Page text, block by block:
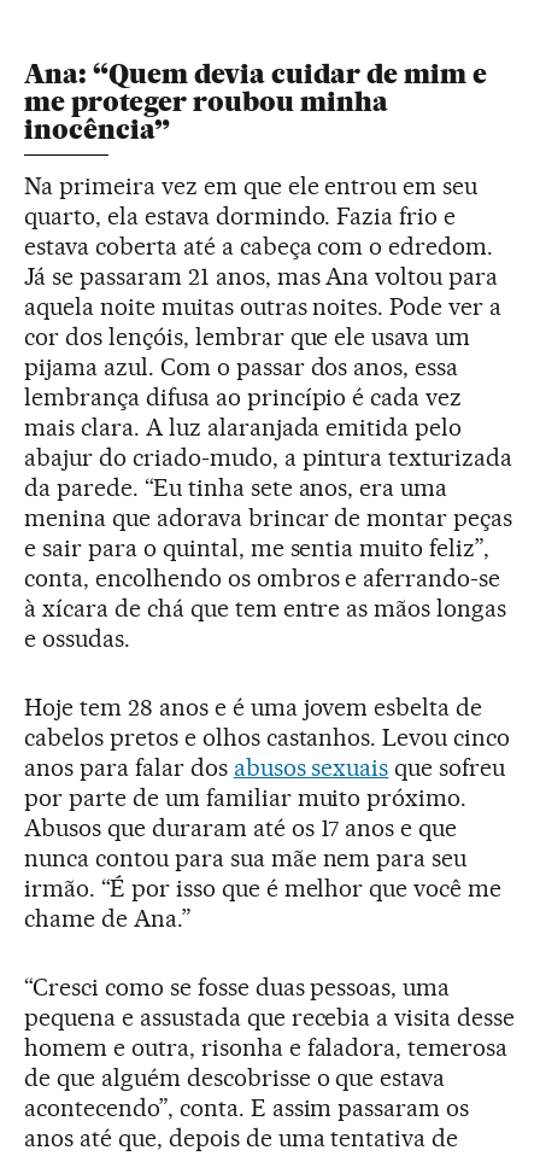
Ana: “Quem devia cuidar de mim e
me proteger roubou minha
inocência”
Na primeira vez em que ele entrou em seu
quarto, ela estava dormindo. Fazia frio e
estava coberta até a cabeça com o edredom.
Já se passaram 21 anos, mas Ana voltou para
aquela noite muitas outras noites. Pode ver a
cor dos lençóis, lembrar que ele usava um
pijama azul. Com o passar dos anos, essa
lembrança difusa ao princípio é cada vez
mais clara. A luz alaranjada emitida pelo
abajur do criado-mudo, a pintura texturizada
da parede. “Eu tinha sete anos, era uma
menina que adorava brincar de montar peças
e sair para o quintal, me sentia muito feliz”,
conta, encolhendo os ombros e aferrando-se
à xícara de chá que tem entre as mãos longas
e ossudas.
Hoje tem 28 anos e é uma jovem esbelta de
cabelos pretos e olhos castanhos. Levou cinco
anos para falar dos abusos sexuais que sofreu
por parte de um familiar muito próximo.
Abusos que duraram até os 17 anos e que
nunca contou para sua mãe nem para seu
irmão. “É por isso que é melhor que você me
chame de Ana.”
“Cresci como se fosse duas pessoas, uma
pequena e assustada que recebia a visita desse
homem e outra, risonha e faladora, temerosa
de que alguém descobrisse o que estava
acontecendo”, conta. E assim passaram os
anos até que, depois de uma tentativa de